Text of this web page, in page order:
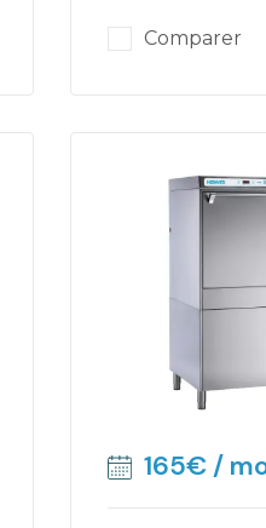
Comparer
165€/